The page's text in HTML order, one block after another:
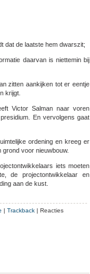
dat de laatste hem dwarszit;
daarvan is niettemin bij
zitten aankijken tot er eentje
krijgt.
Victor Salman naar voren
En vervolgens gaat
ordening en kreeg er
voor nieuwbouw.
iets moeten
de projectontwikkelaar en
aan de kust.
| Trackback | Reacties